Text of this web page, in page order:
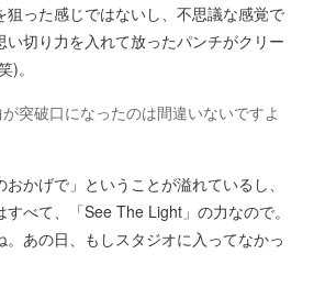
狙った感じではないし、不思議な感覚で
切り力を入れて放ったパンチがクリー
)。
突破口になったのは間違いないですよ
おかげで」ということが溢れているし、
べて、「See The Light」の力なので。
。あの日、もしスタジオに入ってなかっ